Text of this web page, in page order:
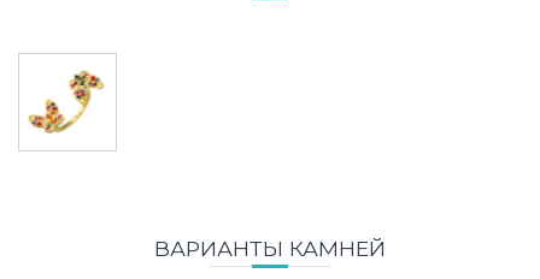
ВАРИАНТЫ КАМНЕЙ